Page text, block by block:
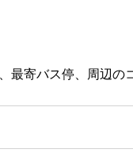
寄バス停、周辺の